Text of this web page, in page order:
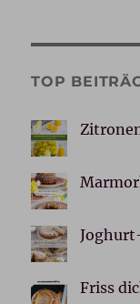
TOP
Friss